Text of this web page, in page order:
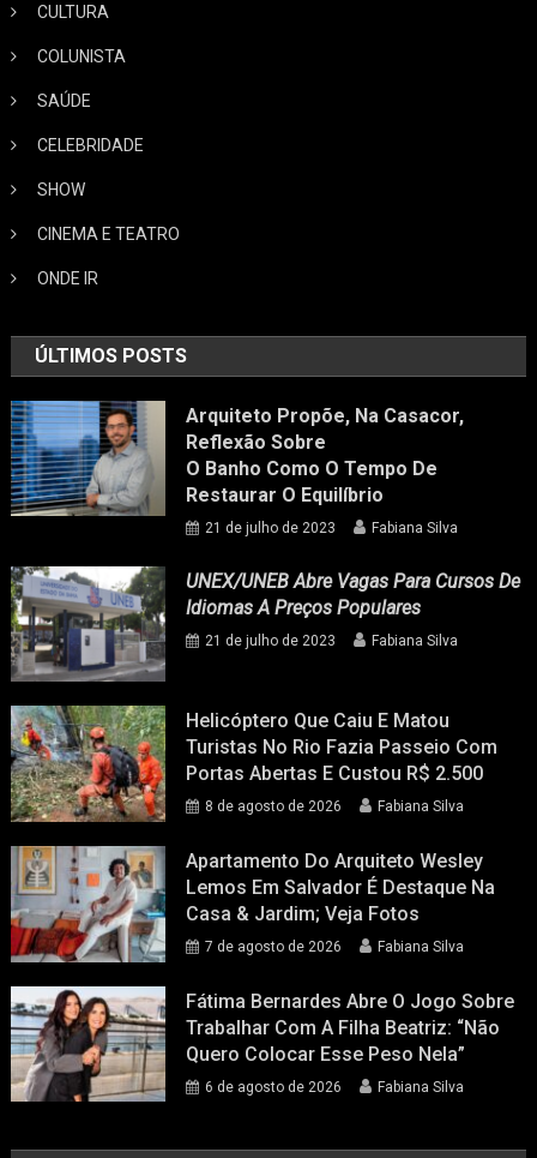
CULTURA
COLUNISTA
SAÚDE
CELEBRIDADE
SHOW
CINEMA E TEATRO
ONDE IR
ÚLTIMOS POSTS
Arquiteto Propõe, Na Casacor,
Reflexão Sobre
O Banho Como O Tempo De
Restaurar O Equilíbrio
21 de julho de 2023 Fabiana Silva
UNEX/UNEB Abre Vagas Para Cursos De
Idiomas A Preços Populares
21 de julho de 2023 Fabiana Silva
Helicóptero Que Caiu E Matou
Turistas No Rio Fazia Passeio Com
Portas Abertas E Custou R$ 2.500
8 de agosto de 2026 Fabiana Silva
Apartamento Do Arquiteto Wesley
Lemos Em Salvador É Destaque Na
Casa & Jardim; Veja Fotos
7 de agosto de 2026 Fabiana Silva
Fátima Bernardes Abre O Jogo Sobre
Trabalhar Com A Filha Beatriz: “Não
Quero Colocar Esse Peso Nela”
6 de agosto de 2026 Fabiana Silva